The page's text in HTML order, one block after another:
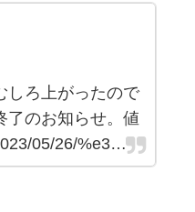
しろ上がったので
のお知らせ。値
05/26/%e3…